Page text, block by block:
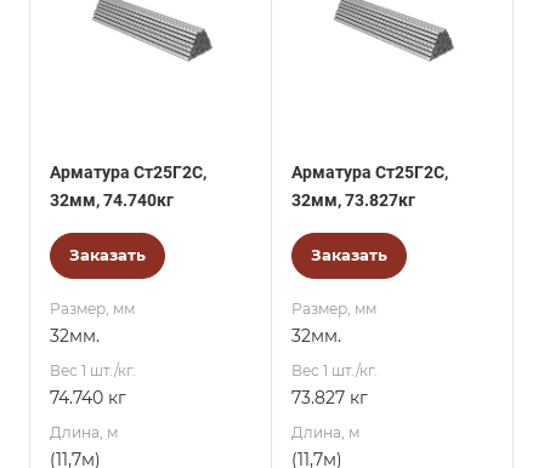
Арматура Ст25Г2С,
32мм, 74.740кг
Заказать
Размер, мм
32мм.
Вес 1 шт./кг.
74.740 кг
Длина, м
(11,7м)
Арматура Ст25Г2С,
32мм, 73.827кг
Заказать
Размер, мм
32мм.
Вес 1 шт./кг.
73.827 кг
Длина, м
(11,7м)